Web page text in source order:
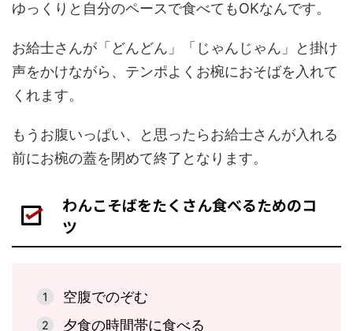
ゆっくりと自分のペースで食べてもOKなんです。
お給士さんが「どんどん」「じゃんじゃん」と掛け
声をかけながら、テンポよくお椀におそばを入れて
くれます。
もうお腹いっぱい、と思ったらお給士さんが入れる
前にお椀の蓋を閉めて終了となります。
わんこそばをたくさん食べるためのコ
ツ
空腹でのぞむ
夕食の時間帯に食べる